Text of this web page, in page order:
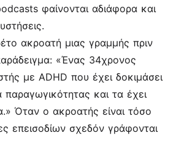
φαίνονται αδιάφορα και
ακροατή μιας γραμμής πριν
«Ένας 34χρονος
με ADHD που έχει δοκιμάσει
και τα έχει
Όταν ο ακροατής είναι τόσο
επεισοδίων σχεδόν γράφονται